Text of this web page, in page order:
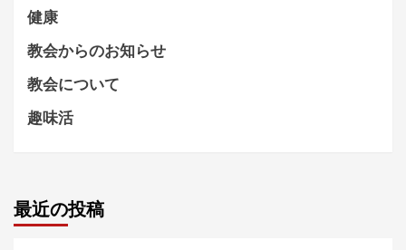
健康
教会からのお知らせ
教会について
趣味活
最近の投稿